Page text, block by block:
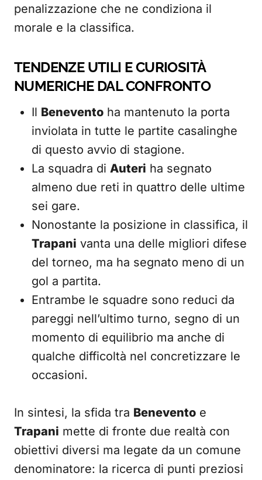
penalizzazione che ne condiziona il
morale e la classifica.
TENDENZE UTILI E CURIOSITÀ
NUMERICHE DAL CONFRONTO
Il Benevento ha mantenuto la porta
inviolata in tutte le partite casalinghe
di questo avvio di stagione.
La squadra di Auteri ha segnato
almeno due reti in quattro delle ultime
sei gare.
Nonostante la posizione in classifica, il
Trapani vanta una delle migliori difese
del torneo, ma ha segnato meno di un
gol a partita.
Entrambe le squadre sono reduci da
pareggi nell’ultimo turno, segno di un
momento di equilibrio ma anche di
qualche difficoltà nel concretizzare le
occasioni.
In sintesi, la sfida tra Benevento e
Trapani mette di fronte due realtà con
obiettivi diversi ma legate da un comune
denominatore: la ricerca di punti preziosi